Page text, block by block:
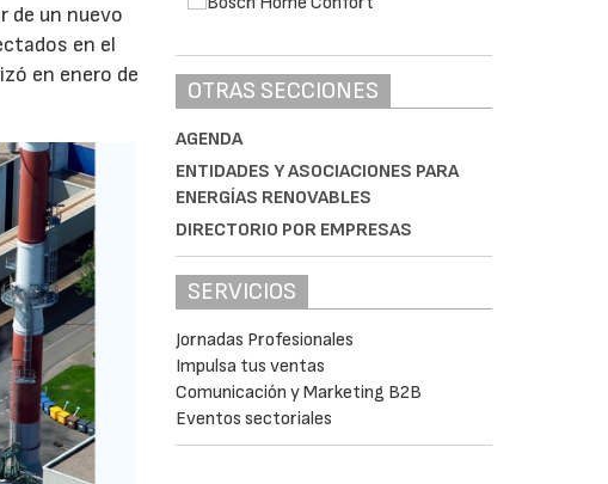
de un nuevo
en el
en enero de
OTRAS SECCIONES
AGENDA
ENTIDADES Y ASOCIACIONES PARA
ENERGÍAS RENOVABLES
DIRECTORIO POR EMPRESAS
SERVICIOS
Jornadas Profesionales
Impulsa tus ventas
Comunicación y Marketing B2B
Eventos sectoriales